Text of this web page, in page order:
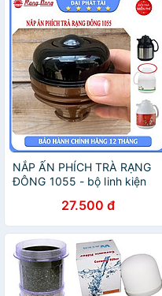
NẮP ẤN PHÍCH TRÀ RẠNG
ĐÔNG 1055 - bộ linh kiện
27.500 đ